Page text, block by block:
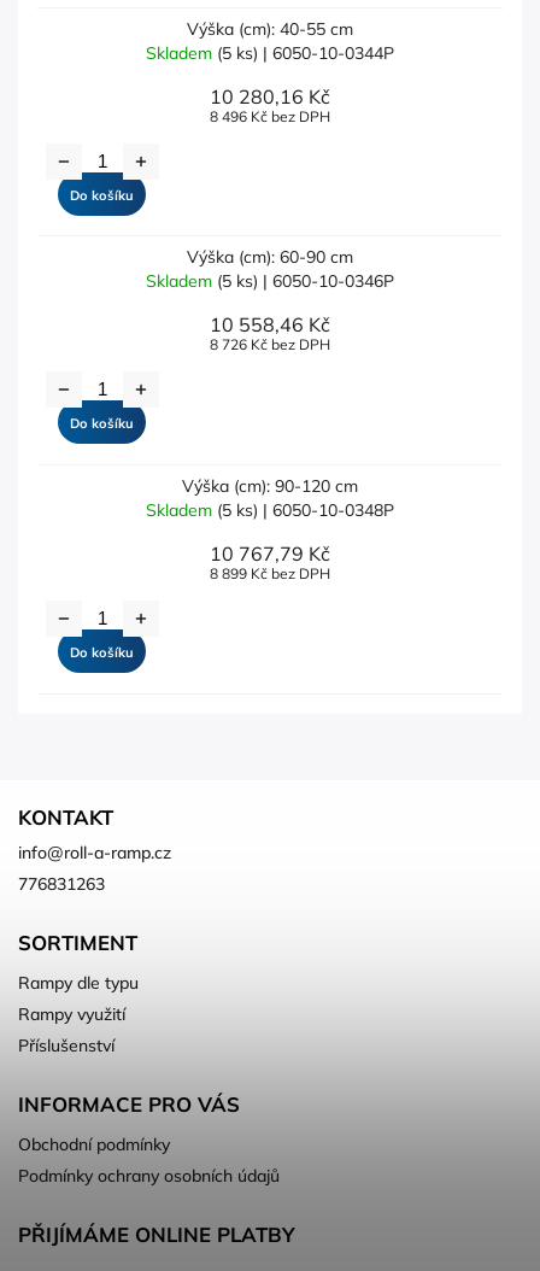
Výška (cm): 40-55 cm
Skladem (5 ks) | 6050-10-0344P
10 280,16 Kč
8 496 Kč bez DPH
Do košíku
Výška (cm): 60-90 cm
Skladem (5 ks) | 6050-10-0346P
10 558,46 Kč
8 726 Kč bez DPH
Do košíku
Výška (cm): 90-120 cm
Skladem (5 ks) | 6050-10-0348P
10 767,79 Kč
8 899 Kč bez DPH
Do košíku
KONTAKT
info@roll-a-ramp.cz
776831263
SORTIMENT
Rampy dle typu
Rampy využití
Příslušenství
INFORMACE PRO VÁS
Obchodní podmínky
Podmínky ochrany osobních údajů
PŘIJÍMÁME ONLINE PLATBY